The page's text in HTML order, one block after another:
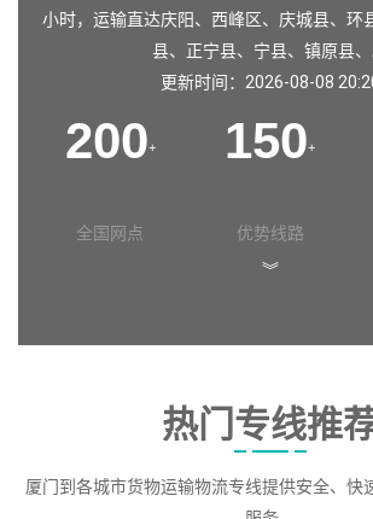
小时，运输直达庆阳、 西峰区、 庆城县、 环
县、 正宁县、 宁县、 镇原县、
更新时间：2026-08-08
200+
全国网点
150+
优势线路
︾
热门专线推
厦门到各城市货物运输物流专线提供安全、快